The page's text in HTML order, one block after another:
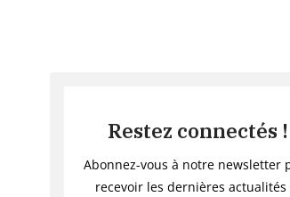
Restez connectés !
Abonnez-vous à notre newsletter
recevoir les dernières actualités